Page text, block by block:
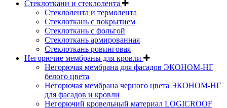
Стеклоткани и стеклолента
Стеклолента и термолента
Стеклоткань с покрытием
Стеклоткань с фольгой
Стеклоткань армированная
Стеклоткань ровинговая
Негорючие мембраны для кровли
Негорючая мембрана для фасадов ЭКОНОМ-НГ
белого цвета
Негорючая мембрана черного цвета ЭКОНОМ-НГ
для фасадов и кровли
Негорючий кровельный материал LOGICROOF